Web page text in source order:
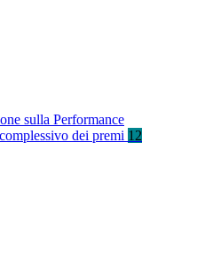
sulla Performance
dei premi 12